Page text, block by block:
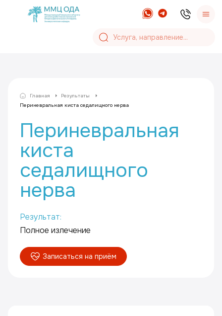
Главная
Результаты
Периневральная киста седалищного нерва
Периневральная
киста
седалищного
нерва
Результат:
Полное излечение
Записаться на приём